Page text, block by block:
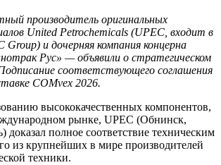
производитель оригинальных
United Petrochemicals (UPEC, входит в
Group) и дочерняя компания концерна
Рус» — объявили о стратегическом
соответствующего соглашения
COMvex 2026.
высококачественных компонентов,
рынке, UPEC (Обнинск,
доказал полное соответствие техническим
из крупнейших в мире производителей
техники.